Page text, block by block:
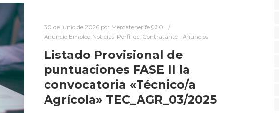
30 de junio de 2026 por Mercatenerife
0
Anuncio Empleo, Noticias, Perfil del Contratante - Anuncios
Listado Provisional de
puntuaciones FASE II la
convocatoria «Técnico/a
Agrícola» TEC_AGR_03/2025